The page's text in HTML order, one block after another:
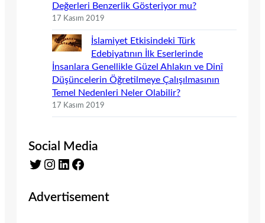
Değerleri Benzerlik Gösteriyor mu?
17 Kasım 2019
İslamiyet Etkisindeki Türk
Edebiyatının İlk Eserlerinde
İnsanlara Genellikle Güzel Ahlakın ve Dinî
Düşüncelerin Öğretilmeye Çalışılmasının
Temel Nedenleri Neler Olabilir?
17 Kasım 2019
Social Media
Twitter Instagram LinkedIn Facebook
Advertisement